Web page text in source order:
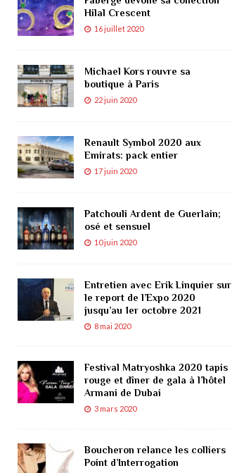
Hilal Crescent
16 juillet 2020
Michael Kors rouvre sa
boutique à Paris
22 juin 2020
Renault Symbol 2020 aux
Emirats: pack entier
17 juin 2020
Patchouli Ardent de Guerlain;
osé et sensuel
10 juin 2020
Entretien avec Erik Linquier sur
le report de l’Expo 2020
jusqu’au 1er octobre 2021
8 mai 2020
Festival Matryoshka 2020 tapis
rouge et dîner de gala à l’hôtel
Armani de Dubai
3 mars 2020
Boucheron relance les colliers
Point d’Interrogation